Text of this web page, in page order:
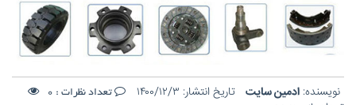
نویسنده: ادمین سایت تاریخ انتشار: ۱۴۰۰/۱۲/۳ تعداد نظرات : 0